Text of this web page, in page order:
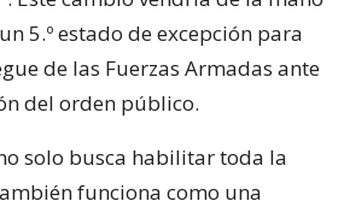
5.º estado de excepción para
de las Fuerzas Armadas ante
del orden público.
solo busca habilitar toda la
funciona como una